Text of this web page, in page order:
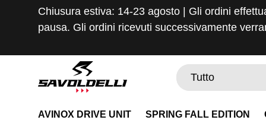
Passa ai contenuti
Chiusura estiva: 14-23 agosto | Gli ordini
pausa. Gli ordini ricevuti successivamente
Cerca
Tipo prodotto
Tutto
AVINOX DRIVE UNIT SPRING FALL EDITION